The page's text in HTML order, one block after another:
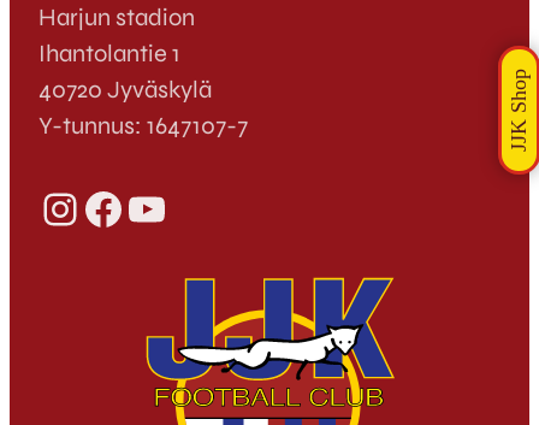
Harjun stadion
Ihantolantie 1
40720 Jyväskylä
Y-tunnus: 1647107-7
InstagramFacebook YouTube